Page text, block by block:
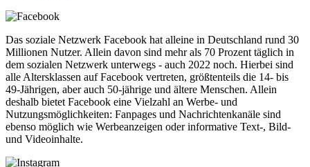
Das soziale Netzwerk Facebook hat alleine in Deutschland rund 30
Millionen Nutzer. Allein davon sind mehr als 70 Prozent täglich in
dem sozialen Netzwerk unterwegs - auch 2022 noch. Hierbei sind
alle Altersklassen auf Facebook vertreten, größtenteils die 14- bis
49-Jährigen, aber auch 50-jährige und ältere Menschen. Allein
deshalb bietet Facebook eine Vielzahl an Werbe- und
Nutzungsmöglichkeiten: Fanpages und Nachrichtenkanäle sind
ebenso möglich wie Werbeanzeigen oder informative Text-, Bild-
und Videoinhalte.